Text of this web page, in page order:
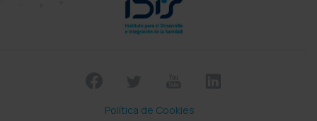
Política de Cookies